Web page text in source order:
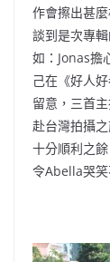
作會擦出甚麼
談到是次專
如：Jonas擔
己在《好人
留意，三首
赴台灣拍攝
十分順利之
令Abella哭笑